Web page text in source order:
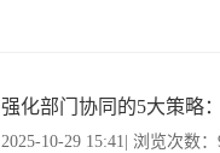
强化部门协同的5大策略
2025-10-29 15:41 | 浏览次数